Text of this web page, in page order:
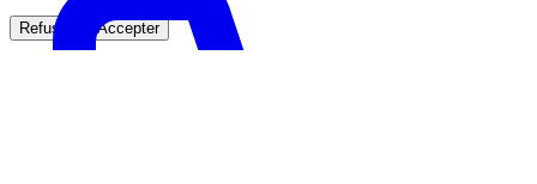
Refuser Accepter